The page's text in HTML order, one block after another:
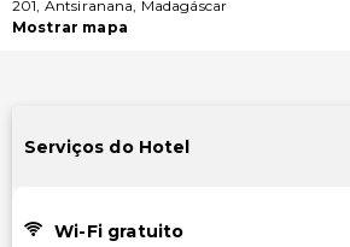
201, Antsiranana, Madagáscar
Mostrar mapa
Serviços do Hotel
Wi-Fi gratuito